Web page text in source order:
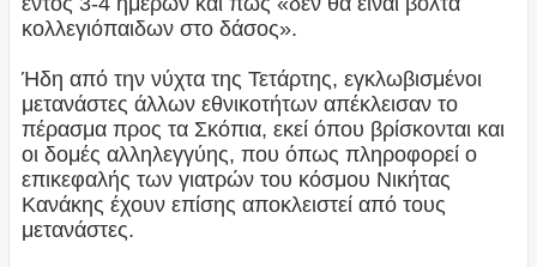
κολλεγιόπαιδων στο δάσος».
Ήδη από την νύχτα της Τετάρτης, εγκλωβισμένοι
μετανάστες άλλων εθνικοτήτων απέκλεισαν το
πέρασμα προς τα Σκόπια, εκεί όπου βρίσκονται και
οι δομές αλληλεγγύης, που όπως πληροφορεί ο
επικεφαλής των γιατρών του κόσμου Νικήτας
Κανάκης έχουν επίσης αποκλειστεί από τους
μετανάστες.